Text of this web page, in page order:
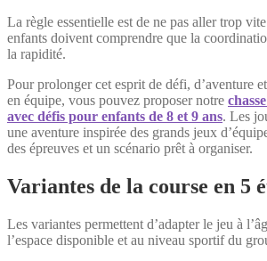
La règle essentielle est de ne pas aller trop
enfants doivent comprendre que la
la rapidité.
Pour prolonger cet esprit de défi, d’aventure
en équipe, vous pouvez proposer notre
avec défis pour enfants de 8 et 9 ans. Les
une aventure inspirée des grands jeux
des épreuves et un scénario prêt à organiser.
Variantes de la course en 5
Les variantes permettent d’adapter le jeu à
l’espace disponible et au niveau sportif du